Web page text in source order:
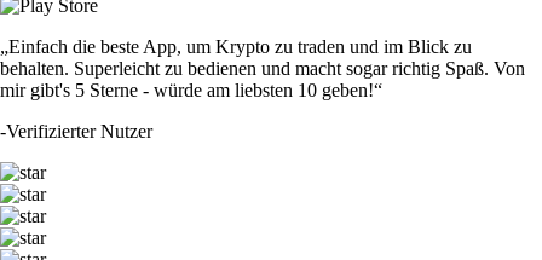
„Einfach die beste App, um Krypto zu traden und im Blick zu
behalten. Superleicht zu bedienen und macht sogar richtig Spaß. Von
mir gibt's 5 Sterne - würde am liebsten 10 geben!“
-Verifizierter Nutzer